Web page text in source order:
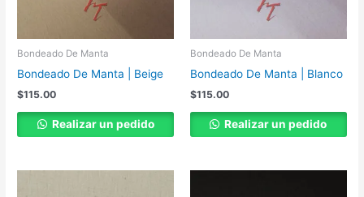
Bondeado De Manta
Bondeado De Manta | Beige
$115.00
Realizar un pedido
Bondeado De Manta
Bondeado De Manta | Blanco
$115.00
Realizar un pedido